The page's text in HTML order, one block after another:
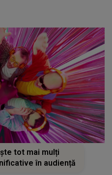
tot mai mulți
în audiență